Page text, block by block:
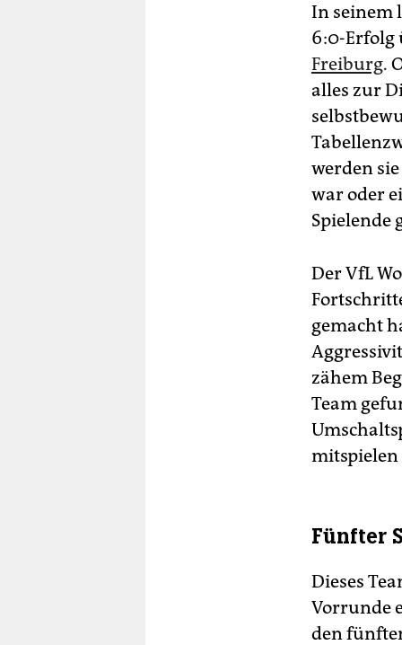
In seinem
6:0-Erfolg
Freiburg.
alles zur
werden
war oder
Spielende
Der VfL
gemacht
zähem
Team
mitspielen
Fünfter
Dieses
Vorrunde
den